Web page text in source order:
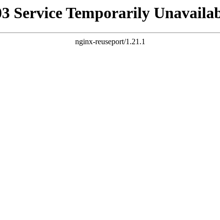
Service Temporarily
nginx-reuseport/1.21.1